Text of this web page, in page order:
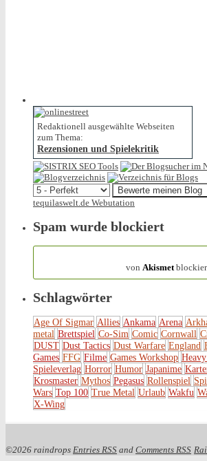
Redaktionell ausgewählte Webseiten
zum Thema:
Rezensionen und Spielekritik
tequilaswelt.de Webutation
Spam wurde blockiert
von Akismet
Schlagwörter
Age Of Sigmar Allies Ankama Arena
metal Brettspiel Co-Sim Comic Cornwall
DUST Dust Tactics Dust Warfare England
Games FFG Filme Games Workshop
Spieleverlag Horror Humor Japanime
Krosmaster Mythos Pegasus Rollenspiel
Wars Top 100 True Metal Urlaub Wakfu
X-Wing
©2026 raindrops Entries RSS and Comments RSS